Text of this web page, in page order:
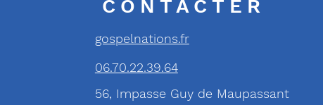
CONTACTER
gospelnations.fr
06.70.22.39.64
56, Impasse Guy de Maupassant